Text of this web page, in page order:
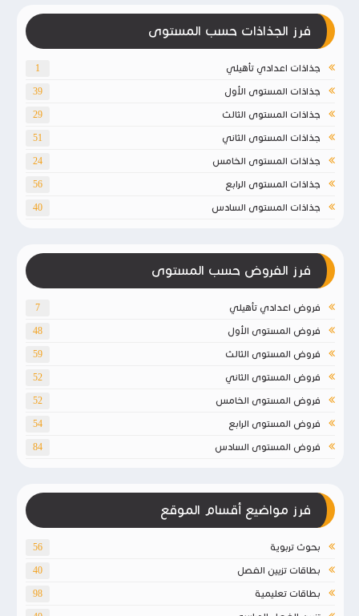
فرز الجذاذات حسب المستوى
جذاذات اعدادي تأهيلي 1
جذاذات المستوى الأول 39
جذاذات المستوى الثالث 29
جذاذات المستوى الثاني 51
جذاذات المستوى الخامس 24
جذاذات المستوى الرابع 56
جذاذات المستوى السادس 40
فرز الفروض حسب المستوى
فروض اعدادي تأهيلي 7
فروض المستوى الأول 48
فروض المستوى الثالث 59
فروض المستوى الثاني 52
فروض المستوى الخامس 52
فروض المستوى الرابع 54
فروض المستوى السادس 84
فرز مواضيع أقسام الموقع
بحوث تربوية 56
بطاقات تزيين الفصل 40
بطاقات تعليمية 98